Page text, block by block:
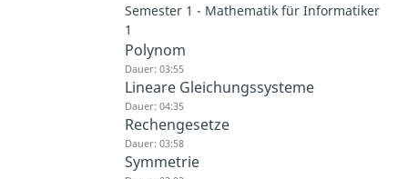
Semester 1 - Mathematik für Informatiker
1
Polynom
Dauer: 03:55
Lineare Gleichungssysteme
Dauer: 04:35
Rechengesetze
Dauer: 03:58
Symmetrie